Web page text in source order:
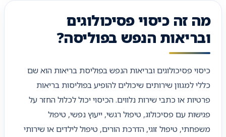
מה זה כיסוי פסיכולוגים
ובריאות הנפש בפוליסה?
כיסוי פסיכולוגים ובריאות הנפש בפוליסת בריאות הוא שם
כללי למגוון שירותים שיכולים להופיע בפוליסות בריאות
פרטיות או כתבי שירות נלווים. הכיסוי יכול לכלול החזר על
פגישות עם פסיכולוג, טיפול רגשי, ייעוץ נפשי, טיפול
משפחתי, טיפול זוגי, הדרכת הורים, טיפול לילדים או שירותי